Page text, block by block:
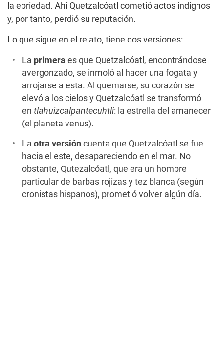
la ebriedad. Ahí Quetzalcóatl cometió actos indignos
y, por tanto, perdió su reputación.
Lo que sigue en el relato, tiene dos versiones:
La primera es que Quetzalcóatl, encontrándose
avergonzado, se inmoló al hacer una fogata y
arrojarse a esta. Al quemarse, su corazón se
elevó a los cielos y Quetzalcóatl se transformó
en tlahuizcalpantecuhtli: la estrella del amanecer
(el planeta venus).
La otra versión cuenta que Quetzalcóatl se fue
hacia el este, desapareciendo en el mar. No
obstante, Qutezalcóatl, que era un hombre
particular de barbas rojizas y tez blanca (según
cronistas hispanos), prometió volver algún día.